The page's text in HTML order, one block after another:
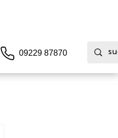
09229 87870